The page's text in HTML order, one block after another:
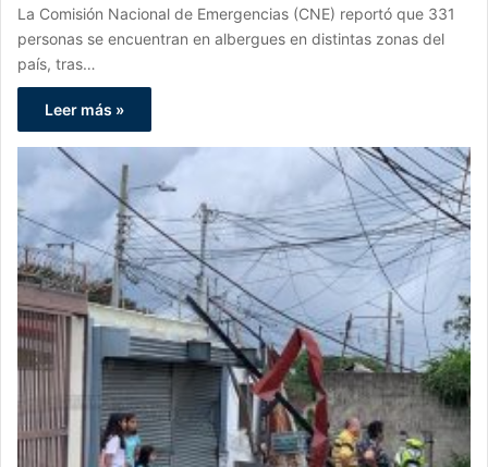
La Comisión Nacional de Emergencias (CNE) reportó que 331
personas se encuentran en albergues en distintas zonas del
país, tras…
Leer más »